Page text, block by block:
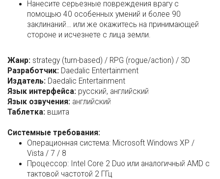
Нанесите серьезные повреждения врагу с
помощью 40 особенных умений и более 90
заклинаний… или же окажитесь на принимающей
стороне и исчезнете с лица земли.
Жанр: strategy (turn-based) / RPG (rogue/action) / 3D
Разработчик: Daedalic Entertainment
Издатель: Daedalic Entertainment
Язык интерфейса: русский, английский
Язык озвучения: английский
Таблетка: вшита
Системные требования:
Операционная система: Microsoft Windows XP /
Vista / 7 / 8
Процессор: Intel Core 2 Duo или аналогичный AMD с
тактовой частотой 2 ГГц